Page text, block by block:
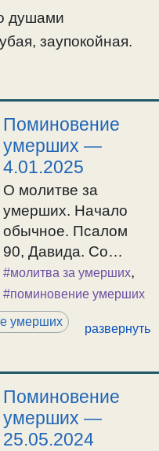
Ектения Сугубая,
заупокойная. Отпуст
душами
заупокойная.
Поминовение
умерших —
4.01.2025
О молитве за
умерших. Начало
обычное. Псалом
90, Давида. Со
душами
праведников.
Ектения Сугубая,
заупокойная. Кондак
упокой». Отпуст и
Вечная память.
#молитва за умерших,
#поминовение умерших
умерших
развернуть
Поминовение
умерших —
25.05.2024